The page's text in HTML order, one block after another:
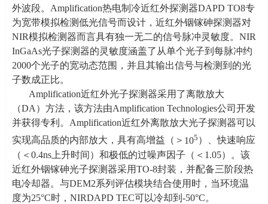
外波段。 Amplification热电制冷近红外探测器DAPD TO8专
为宽带模拟检测低光信号而设计，近红外铟镓砷探测器对
NIR模拟检测器而言具有独一无二的信号脉冲灵敏度。 NIR
InGaAs光子探测器的灵敏度涵盖了从单个光子到每脉冲约
2000个光子的宽动态范围，并且其输出信号与检测到的光
子数成正比。
Amplification近红外光子探测器采用了离散放大
（DA ）方法，该方法由Amplification Technologies公司开发
并获得专利。 Amplification近红外离散放大光子探测器可以
实现高品质的内部放大，具有高增益（＞ 105 ）、快速响应
（＜ 0.4ns上升时间）和极低的过噪声因子（＜ 1.05）。该
近红外铟镓砷光子探测器采用TO-8封装，并配备三阶段热
电冷却器。与DEM2系列评估模块结合使用时，当环境温
度为25°C时， NIRDAPD TEC可以冷却到 -50°C。